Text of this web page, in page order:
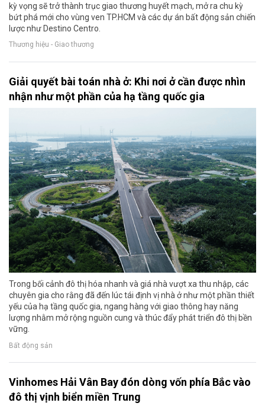
kỳ vọng sẽ trở thành trục giao thương huyết mạch, mở ra chu kỳ
bứt phá mới cho vùng ven TP.HCM và các dự án bất động sản chiến
lược như Destino Centro.
Thương hiệu - Giao thương
Giải quyết bài toán nhà ở: Khi nơi ở cần được nhìn
nhận như một phần của hạ tầng quốc gia
Trong bối cảnh đô thị hóa nhanh và giá nhà vượt xa thu nhập, các
chuyên gia cho rằng đã đến lúc tái định vị nhà ở như một phần thiết
yếu của hạ tầng quốc gia, ngang hàng với giao thông hay năng
lượng nhằm mở rộng nguồn cung và thúc đẩy phát triển đô thị bền
vững.
Bất động sản
Vinhomes Hải Vân Bay đón dòng vốn phía Bắc vào
đô thị vịnh biển miền Trung